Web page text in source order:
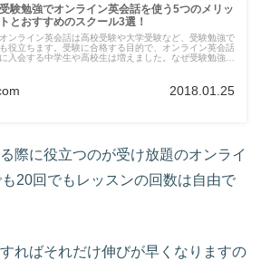
受験勉強でオンライン英会話を使う5つのメリッ
トとおすすめのスクール3選！
オンライン英会話は高校受験や大学受験など、受験勉強で
も役立ちます。受験に合格する目的で、オンライン英会話
に入会する中学生や高校生は増えました。なぜ受験勉強で
2018.01.25
際に役立つのが受け放題のオンライ
20回でもレッスンの回数は自由で
ればそれだけ伸びが早くなりますの